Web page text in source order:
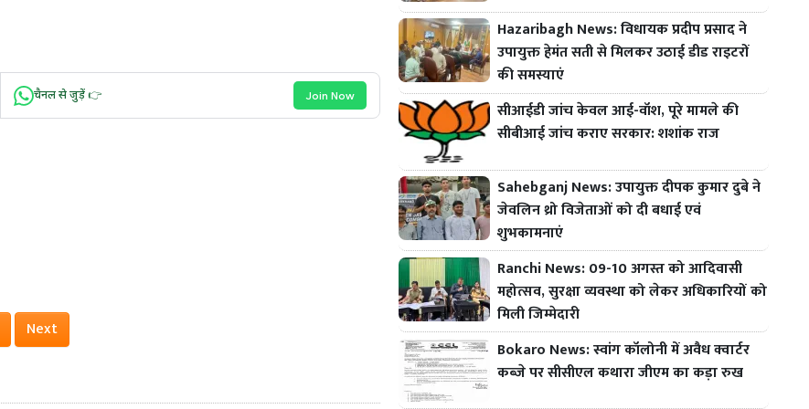
चैनल से जुड़ें 👉 Join Now
Next
Hazaribagh News: विधायक प्रदीप प्रसाद ने
उपायुक्त हेमंत सती से मिलकर उठाई डीड राइटरों
की समस्याएं
सीआईडी जांच केवल आई-वॉश, पूरे मामले की
सीबीआई जांच कराए सरकार: शशांक राज
Sahebganj News: उपायुक्त दीपक कुमार दुबे ने
जेवलिन थ्रो विजेताओं को दी बधाई एवं
शुभकामनाएं
Ranchi News: 09-10 अगस्त को आदिवासी
महोत्सव, सुरक्षा व्यवस्था को लेकर अधिकारियों को
मिली जिम्मेदारी
Bokaro News: स्वांग कॉलोनी में अवैध क्वार्टर
कब्जे पर सीसीएल कथारा जीएम का कड़ा रुख